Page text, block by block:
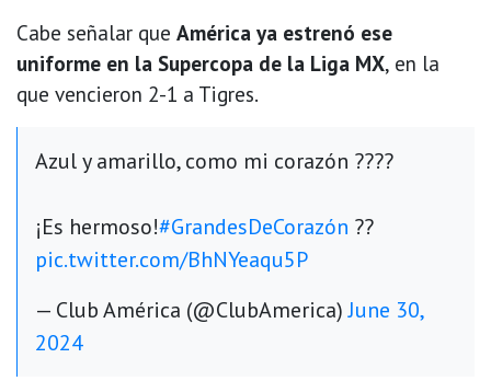
Cabe señalar que América ya estrenó ese
uniforme en la Supercopa de la Liga MX, en la
que vencieron 2-1 a Tigres.
Azul y amarillo, como mi corazón ????
¡Es hermoso!#GrandesDeCorazón ??
pic.twitter.com/BhNYeaqu5P
— Club América (@ClubAmerica)June 30,
2024